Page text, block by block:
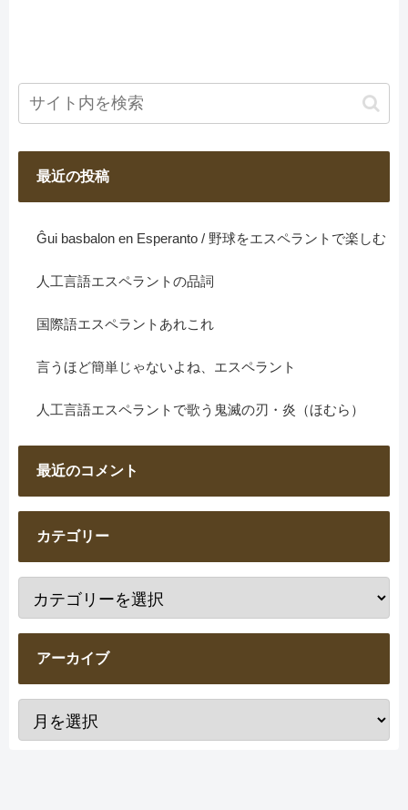
最近の投稿
Ĝui basbalon en Esperanto / 野球をエスペラントで楽しむ
人工言語エスペラントの品詞
国際語エスペラントあれこれ
言うほど簡単じゃないよね、エスペラント
人工言語エスペラントで歌う鬼滅の刃・炎（ほむら）
最近のコメント
カテゴリー
アーカイブ